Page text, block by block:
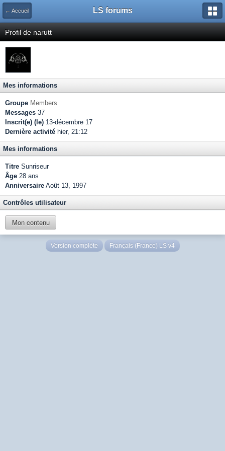
← Accueil LS forums
Profil de narutt
Mes informations
Groupe Members
Messages 37
Inscrit(e) (le) 13-décembre 17
Dernière activité hier, 21:12
Mes informations
Titre Sunriseur
Âge 28 ans
Anniversaire Août 13, 1997
Contrôles utilisateur
Mon contenu
Version complète Français (France) LS v4